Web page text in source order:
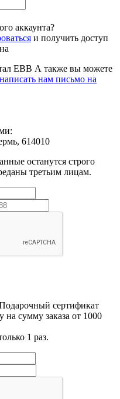
аккаунта?
и получить доступ
ЕВВ А также вы можете
написать нам письмо на
614010
останутся строго
третьим лицам.
сертификат
на сумму заказа от 1000
1 раз.